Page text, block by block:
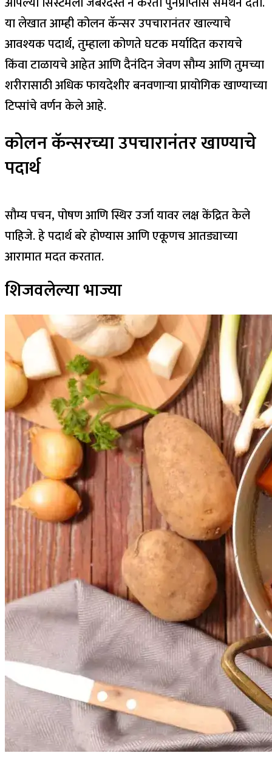
या लेखात आम्ही कोलन कॅन्सर उपचारानंतर खाल्याचे
आवश्यक पदार्थ, तुम्हाला कोणते घटक मर्यादित करायचे
किंवा टाळायचे आहेत आणि दैनंदिन जेवण सौम्य आणि तुमच्या
शरीरासाठी अधिक फायदेशीर बनवणाऱ्या प्रायोगिक खाण्याच्या
टिप्सांचे वर्णन केले आहे.
कोलन कॅन्सरच्या उपचारानंतर खाण्याचे
पदार्थ
सौम्य पचन, पोषण आणि स्थिर उर्जा यावर लक्ष केंद्रित केले
पाहिजे. हे पदार्थ बरे होण्यास आणि एकूणच आतड्याच्या
आरामात मदत करतात.
शिजवलेल्या भाज्या